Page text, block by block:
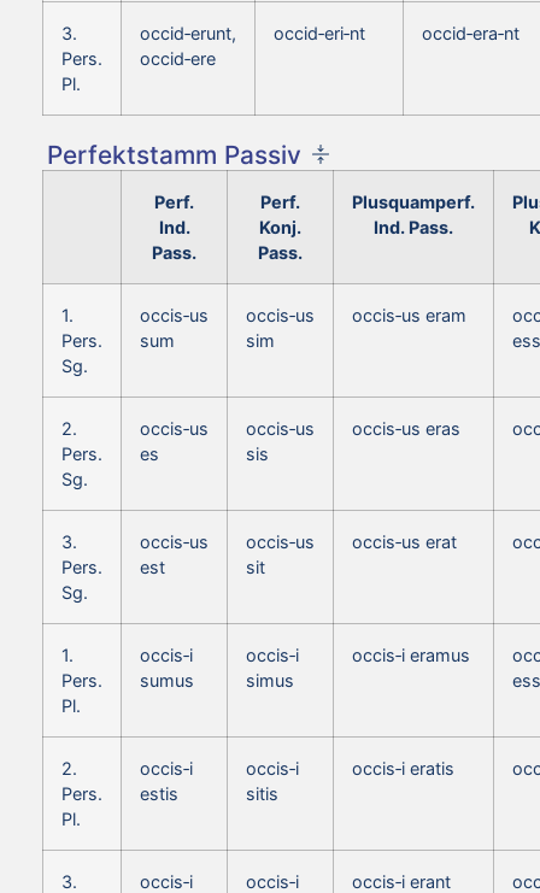
3.
Pers.
Pl.
occid‑erunt,
occid‑ere
occid‑eri‑nt occid‑era‑nt
Perfektstamm Passiv
Perf.
Ind.
Pass.
Perf.
Konj.
Pass.
Plusquamperf.
Ind. Pass.
1.
Pers.
Sg.
occis‑us
sum
occis‑us
sim
occis‑us eram
2.
Pers.
Sg.
occis‑us
es
occis‑us
sis
occis‑us eras
3.
Pers.
Sg.
occis‑us
est
occis‑us
sit
occis‑us erat
1.
Pers.
Pl.
occis‑i
sumus
occis‑i
simus
occis‑i eramus
2.
Pers.
Pl.
occis‑i
estis
occis‑i
sitis
occis‑i eratis
3.
occis‑i
occis‑i
occis‑i erant